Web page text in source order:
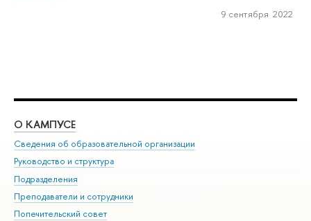
9 сентября 2022
О КАМПУСЕ
Сведения об образовательной организации
Руководство и структура
Подразделения
Преподаватели и сотрудники
Попечительский совет